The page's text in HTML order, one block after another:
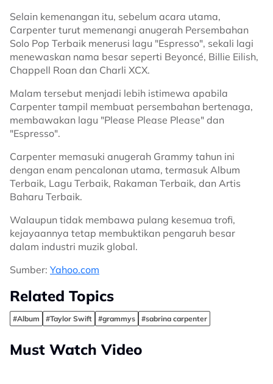
Selain kemenangan itu, sebelum acara utama,
Carpenter turut memenangi anugerah Persembahan
Solo Pop Terbaik menerusi lagu "Espresso", sekali lagi
menewaskan nama besar seperti Beyoncé, Billie Eilish,
Chappell Roan dan Charli XCX.
Malam tersebut menjadi lebih istimewa apabila
Carpenter tampil membuat persembahan bertenaga,
membawakan lagu "Please Please Please" dan
"Espresso".
Carpenter memasuki anugerah Grammy tahun ini
dengan enam pencalonan utama, termasuk Album
Terbaik, Lagu Terbaik, Rakaman Terbaik, dan Artis
Baharu Terbaik.
Walaupun tidak membawa pulang kesemua trofi,
kejayaannya tetap membuktikan pengaruh besar
dalam industri muzik global.
Sumber: Yahoo.com
Related Topics
#Album #Taylor Swift #grammys #sabrina carpenter
Must Watch Video